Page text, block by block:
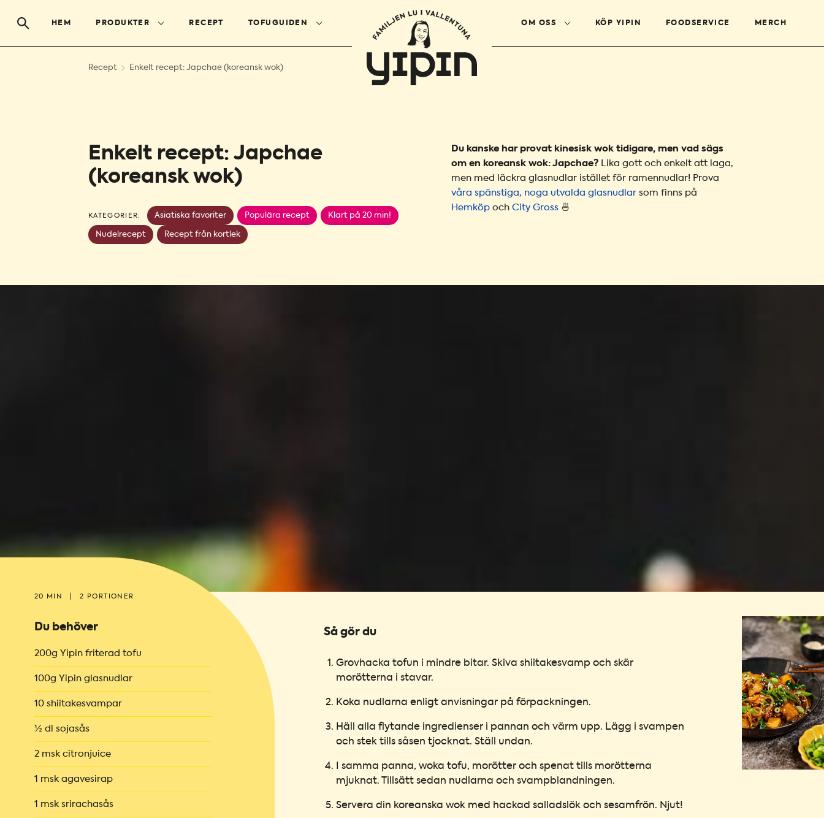
HEM PRODUKTER RECEPT TOFUGUIDEN OM OSS KÖP YIPIN FOODSERVICE MERCH
Recept Enkelt recept: Japchae (koreansk wok)
Enkelt recept: Japchae
(koreansk wok)
KATEGORIER: Asiatiska favoriter Populära recept Klart på 20 min!
Nudelrecept Recept från kortlek
Du kanske har provat kinesisk wok tidigare, men vad sägs
om en koreansk wok: Japchae? Lika gott och enkelt att laga,
men med läckra glasnudlar istället för ramennudlar! Prova
våra spänstiga, noga utvalda glasnudlar som finns på
Hemköp och City Gross 🍜
20 MIN 2 PORTIONER
Du behöver
200g Yipin friterad tofu
100g Yipin glasnudlar
10 shiitakesvampar
½ dl sojasås
2 msk citronjuice
1 msk agavesirap
1 msk srirachasås
Så gör du
Grovhacka tofun i mindre bitar. Skiva shiitakesvamp och skär
morötterna i stavar.
Koka nudlarna enligt anvisningar på förpackningen.
Häll alla flytande ingredienser i pannan och värm upp. Lägg i svampen
och stek tills såsen tjocknat. Ställ undan.
I samma panna, woka tofu, morötter och spenat tills morötterna
mjuknat. Tillsätt sedan nudlarna och svampblandningen.
Servera din koreanska wok med hackad salladslök och sesamfrön. Njut!